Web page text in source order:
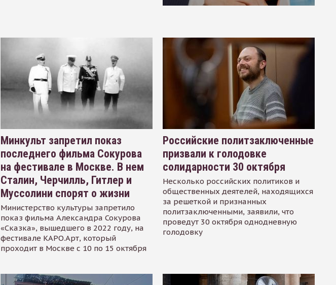
Минкульт запретил показ
последнего фильма Сокурова
на фестивале в Москве. В нем
Сталин, Черчилль, Гитлер и
Муссолини спорят о жизни
Министерство культуры запретило
показ фильма Александра Сокурова
«Сказка», вышедшего в 2022 году, на
фестивале КАРО.Арт, который
проходит в Москве с 10 по 15 октября
Российские политзаключенные
призвали к голодовке
солидарности 30 октября
Несколько российских политиков и
общественных деятелей, находящихся
за решеткой и признанных
политзаключенными, заявили, что
проведут 30 октября однодневную
голодовку